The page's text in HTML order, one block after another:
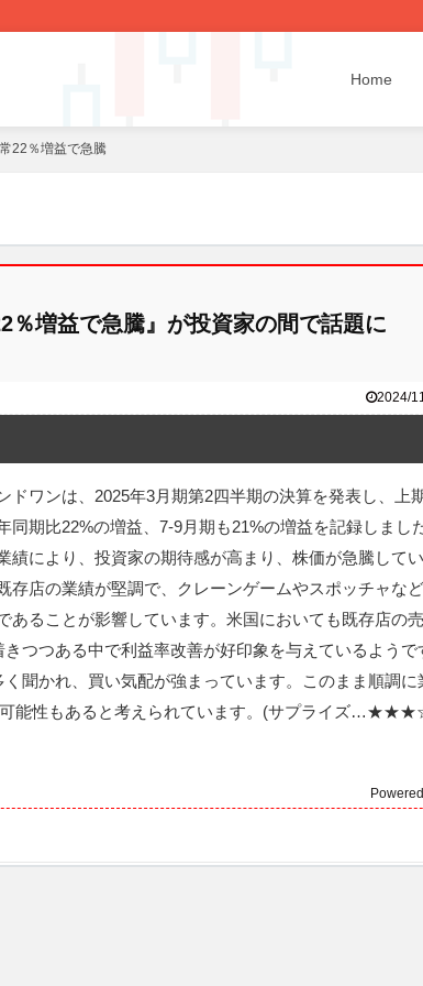
Home
22％増益で急騰
％増益で急騰』が投資家の間で話題に
2024/
ドワンは、2025年3月期第2四半期の決算を発表し、上
同期比22%の増益、7-9月期も21%の増益を記録しまし
績により、投資家の期待感が高まり、株価が急騰して
存店の業績が堅調で、クレーンゲームやスポッチャな
あることが影響しています。米国においても既存店の
つつある中で利益率改善が好印象を与えているようで
聞かれ、買い気配が強まっています。このまま順調に
可能性もあると考えられています。(サプライズ